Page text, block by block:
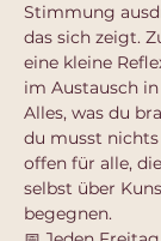
Stimmung
das sich zeigt.
eine kleine
im Austausch
Alles, was du
du musst nichts
offen für alle,
selbst über
begegnen.